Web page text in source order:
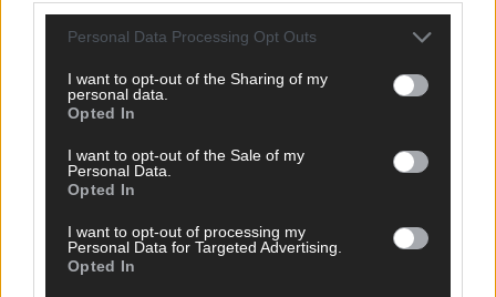
Personal Data Processing Opt Outs
I want to opt-out of the Sharing of my
personal data.
Opted In
I want to opt-out of the Sale of my
Personal Data.
Opted In
I want to opt-out of processing my
Personal Data for Targeted Advertising.
Opted In
FOLGE UNS BEI FACEBOOK